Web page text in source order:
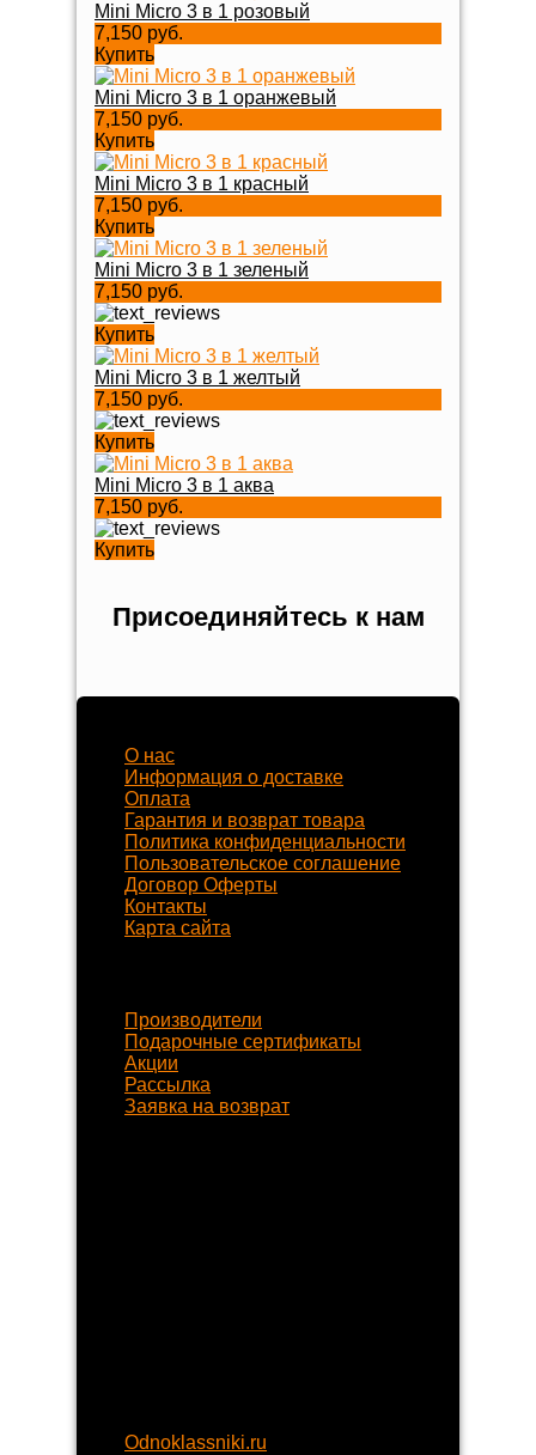
Mini Micro 3 в 1 розовый
7,150 руб.
Купить
Mini Micro 3 в 1 оранжевый
7,150 руб.
Купить
Mini Micro 3 в 1 красный
7,150 руб.
Купить
Mini Micro 3 в 1 зеленый
7,150 руб.
Купить
Mini Micro 3 в 1 желтый
7,150 руб.
Купить
Mini Micro 3 в 1 аква
7,150 руб.
Купить
Присоединяйтесь к нам
Наш магазин
О нас
Информация о доставке
Оплата
Гарантия и возврат товара
Политика конфиденциальности
Пользовательское соглашение
Договор Оферты
Контакты
Карта сайта
Производители
Подарочные сертификаты
Акции
Рассылка
Заявка на возврат
Odnoklassniki.ru